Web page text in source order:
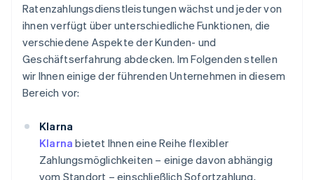
Ratenzahlungsdienstleistungen wächst und jeder von
ihnen verfügt über unterschiedliche Funktionen, die
verschiedene Aspekte der Kunden- und
Geschäftserfahrung abdecken. Im Folgenden stellen
wir Ihnen einige der führenden Unternehmen in diesem
Bereich vor:
Klarna
Klarna bietet Ihnen eine Reihe flexibler
Zahlungsmöglichkeiten – einige davon abhängig
vom Standort – einschließlich Sofortzahlung,